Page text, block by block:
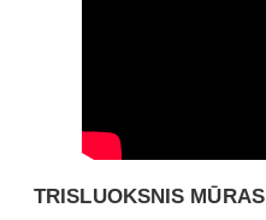
TRISLUOKSNIS MŪRAS